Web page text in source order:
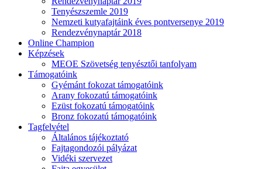
Tenyészszemle 2019
Nemzeti kutyafajtáink éves pontversenye 2019
Rendezvénynaptár 2018
Online Champion
Képzések
MEOE Szövetség tenyésztői tanfolyam
Támogatóink
Gyémánt fokozat támogatóink
Arany fokozatú támogatóink
Ezüst fokozatú támogatóink
Bronz fokozatú támogatóink
Tagfelvétel
Általános tájékoztató
Fajtagondozói pályázat
Vidéki szervezet